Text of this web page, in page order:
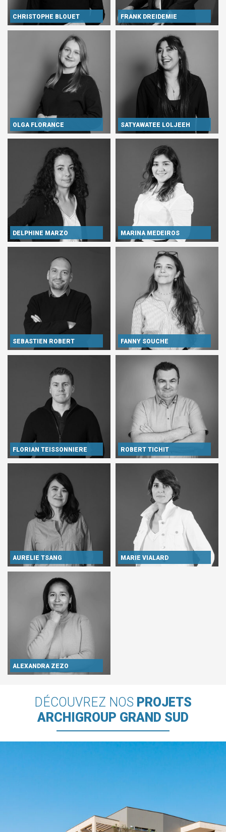
CHRISTOPHE BLOUET FRANK DREIDEMIE
OLGA FLORANCE SATYAWATEE LOLJEEH
DELPHINE MARZO MARINA MEDEIROS
SEBASTIEN ROBERT FANNY SOUCHE
FLORIAN TEISSONNIERE ROBERT TICHIT
AURELIE TSANG MARIE VIALARD
ALEXANDRA ZEZO
DÉCOUVREZ NOS PROJETS
ARCHIGROUP GRAND SUD